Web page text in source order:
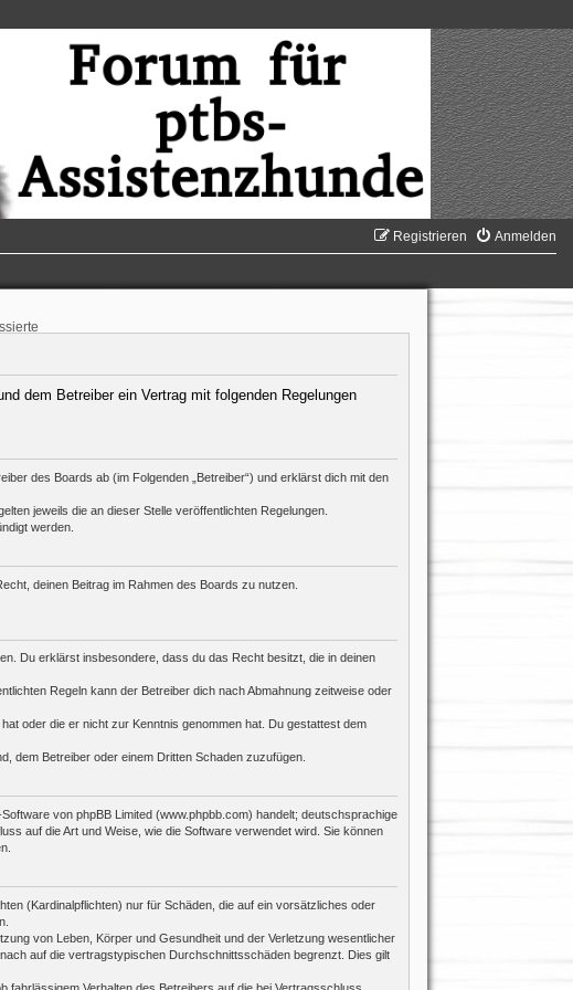
Anmelden
Registrieren
dem Betreiber ein Vertrag mit folgenden Regelungen
des Boards ab (im Folgenden „Betreiber“) und erklärst dich mit den
jeweils die an dieser Stelle veröffentlichten Regelungen.
werden.
deinen Beitrag im Rahmen des Boards zu nutzen.
Du erklärst insbesondere, dass du das Recht besitzt, die in deinen
Regeln kann der Betreiber dich nach Abmahnung zeitweise oder
oder die er nicht zur Kenntnis genommen hat. Du gestattest dem
dem Betreiber oder einem Dritten Schaden zuzufügen.
von phpBB Limited (www.phpbb.com) handelt; deutschsprachige
auf die Art und Weise, wie die Software verwendet wird. Sie können
(Kardinalpflichten) nur für Schäden, die auf ein vorsätzliches oder
von Leben, Körper und Gesundheit und der Verletzung wesentlicher
auf die vertragstypischen Durchschnittsschäden begrenzt. Dies gilt